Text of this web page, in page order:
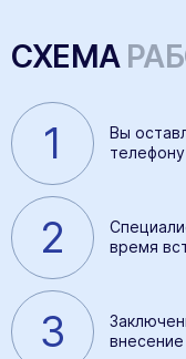
СХЕМА
1 Вы
телефону
2
время
3